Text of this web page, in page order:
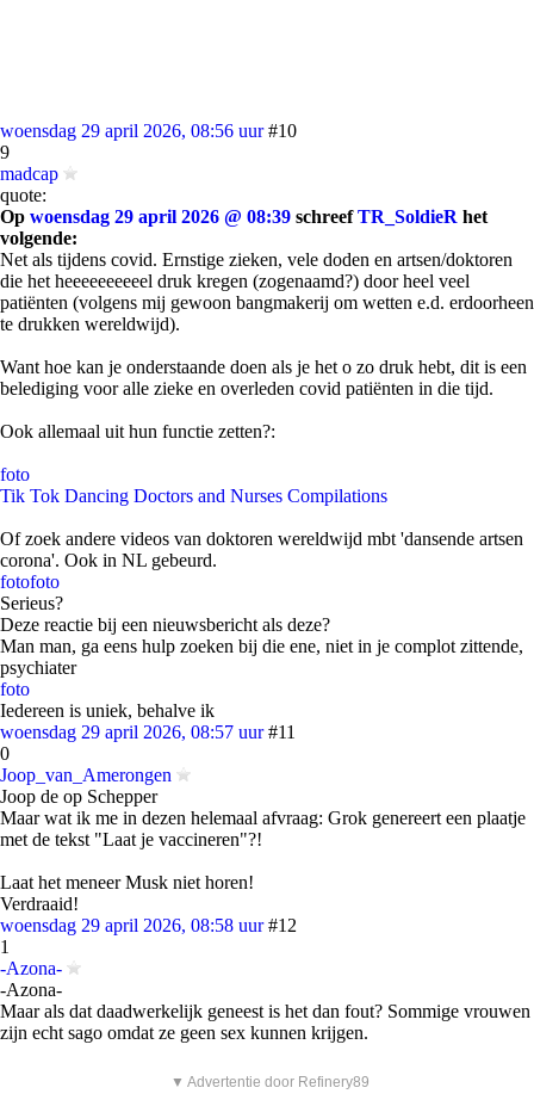
woensdag 29 april 2026, 08:56 uur #10
9
madcap
quote:
Op woensdag 29 april 2026 @ 08:39 schreefTR_SoldieR het
volgende:
Net als tijdens covid. Ernstige zieken, vele doden en artsen/doktoren
die het heeeeeeeeeel druk kregen (zogenaamd?) door heel veel
patiënten (volgens mij gewoon bangmakerij om wetten e.d. erdoorheen
te drukken wereldwijd).
Want hoe kan je onderstaande doen als je het o zo druk hebt, dit is een
belediging voor alle zieke en overleden covid patiënten in die tijd.
Ook allemaal uit hun functie zetten?:
foto
Tik Tok Dancing Doctors and Nurses Compilations
Of zoek andere videos van doktoren wereldwijd mbt 'dansende artsen
corona'. Ook in NL gebeurd.
fotofoto
Serieus?
Deze reactie bij een nieuwsbericht als deze?
Man man, ga eens hulp zoeken bij die ene, niet in je complot zittende,
psychiater
foto
Iedereen is uniek, behalve ik
woensdag 29 april 2026, 08:57 uur #11
0
Joop_van_Amerongen
Joop de op Schepper
Maar wat ik me in dezen helemaal afvraag: Grok genereert een plaatje
met de tekst "Laat je vaccineren"?!
Laat het meneer Musk niet horen!
Verdraaid!
woensdag 29 april 2026, 08:58 uur #12
1
-Azona-
-Azona-
Maar als dat daadwerkelijk geneest is het dan fout? Sommige vrouwen
zijn echt sago omdat ze geen sex kunnen krijgen.
▼ Advertentie door Refinery89